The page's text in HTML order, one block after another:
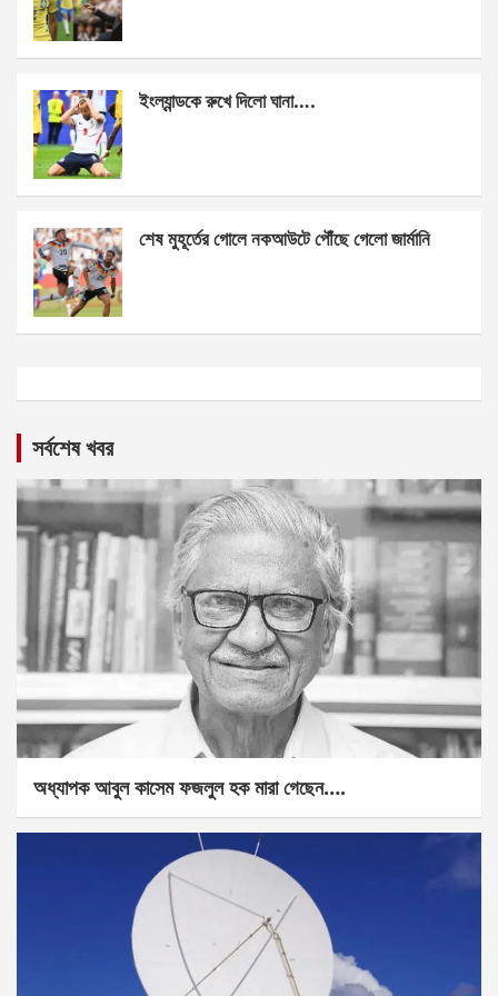
ইংল্যান্ডকে রুখে দিলো ঘানা….
শেষ মুহূর্তের গোলে নকআউটে পৌঁছে গেলো জার্মানি
সর্বশেষ খবর
অধ্যাপক আবুল কাসেম ফজলুল হক মারা গেছেন….